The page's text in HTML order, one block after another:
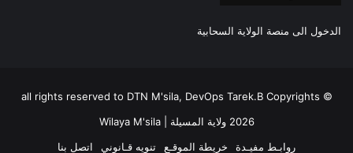
الدخول الى منصة الولاية السحابية
all rights reserved to DTN M'sila, DevOps Tarek.B Copyrights ©
2026 ولاية المسيلة | Wilaya M'sila
روابـط مفيـدة
خريطة الموقـع تنويه قـانوني اتصل بنا